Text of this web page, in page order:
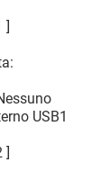
]
USB1
]